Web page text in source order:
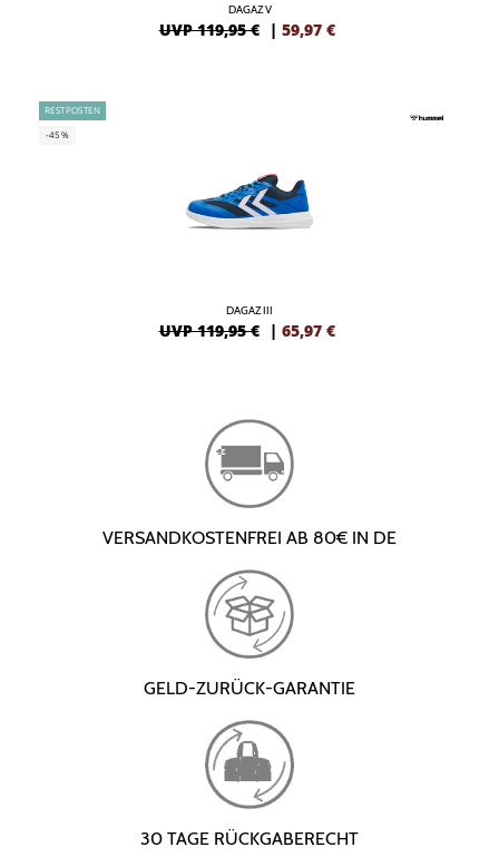
DAGAZ V
UVP 119,95 € | 59,97 €
RESTPOSTEN
-45%
DAGAZ III
UVP 119,95 € | 65,97 €
VERSANDKOSTENFREI AB 80€ IN DE
GELD-ZURÜCK-GARANTIE
30 TAGE RÜCKGABERECHT